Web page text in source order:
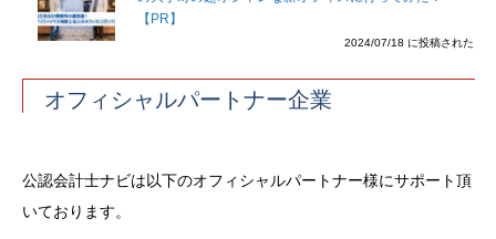
【PR】
2024/07/18 に投稿された
オフィシャルパートナー企業
公認会計士ナビは以下のオフィシャルパートナー様にサポート頂
いております。